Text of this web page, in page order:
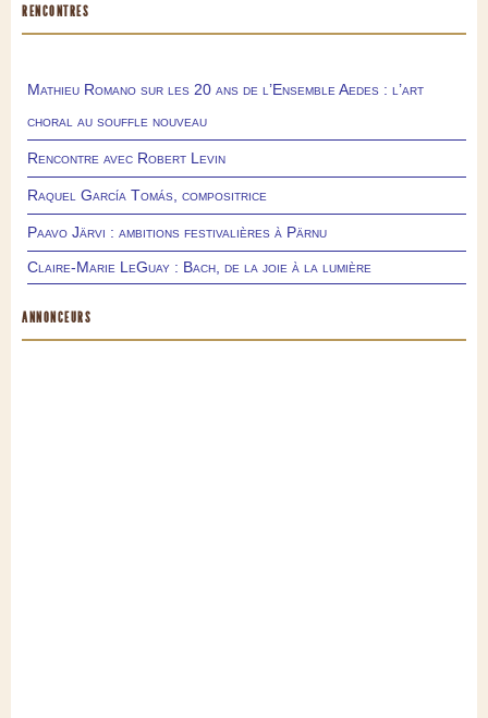
RENCONTRES
Mathieu Romano sur les 20 ans de l’Ensemble Aedes : l’art
choral au souffle nouveau
Rencontre avec Robert Levin
Raquel García Tomás, compositrice
Paavo Järvi : ambitions festivalières à Pärnu
Claire-Marie LeGuay : Bach, de la joie à la lumière
ANNONCEURS